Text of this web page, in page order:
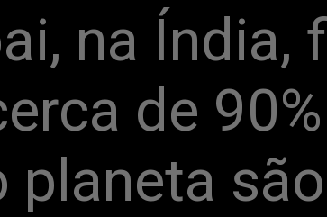
na Índia,
de
planeta